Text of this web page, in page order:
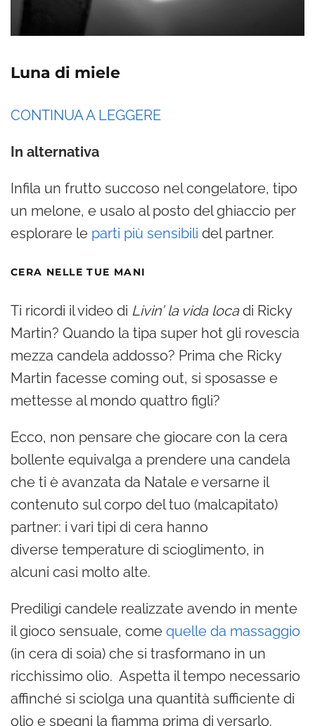
Luna di miele
CONTINUA A LEGGERE
In alternativa
Infila un frutto succoso nel congelatore, tipo
un melone, e usalo al posto del ghiaccio per
esplorare le parti più sensibili del partner.
CERA NELLE TUE MANI
Ti ricordi il video di Livin’ la vida locadi Ricky
Martin? Quando la tipa super hot gli rovescia
mezza candela addosso? Prima che Ricky
Martin facesse coming out, si sposasse e
mettesse al mondo quattro figli?
Ecco, non pensare che giocare con la cera
bollente equivalga a prendere una candela
che ti è avanzata da Natale e versarne il
contenuto sul corpo del tuo (malcapitato)
partner: i vari tipi di cera hanno
diverse temperature di scioglimento, in
alcuni casi molto alte.
Prediligi candele realizzate avendo in mente
il gioco sensuale, come quelle da massaggio
(in cera di soia) che si trasformano in un
ricchissimo olio. Aspetta il tempo necessario
affinché si sciolga una quantità sufficiente di
olio e spegni la fiamma prima di versarlo.